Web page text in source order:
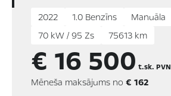
2022 1.0 Benzīns
Manuāla
70 kW / 95 Zs
75613 km
€ 16 500t.sk. PVN
Mēneša maksājums no € 162